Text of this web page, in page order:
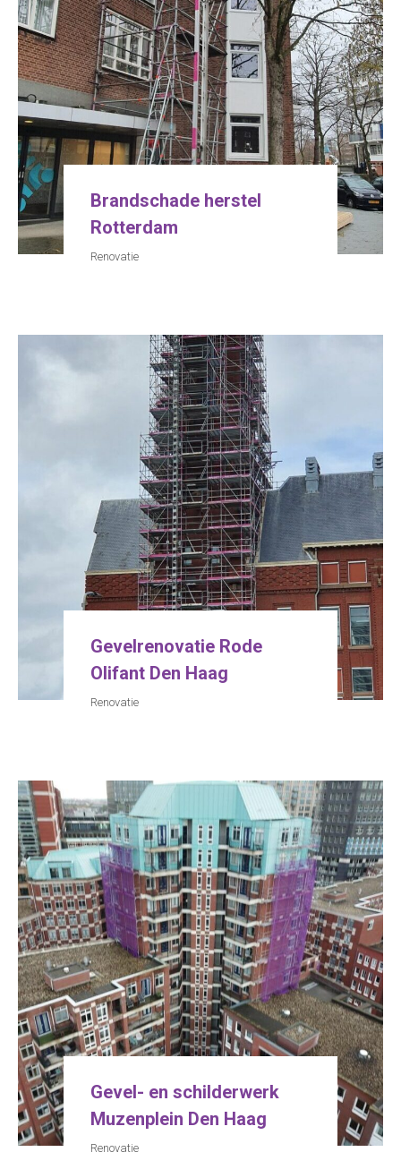
Brandschade herstel
Rotterdam
Renovatie
Gevelrenovatie Rode
Olifant Den Haag
Renovatie
Gevel- en schilderwerk
Muzenplein Den Haag
Renovatie